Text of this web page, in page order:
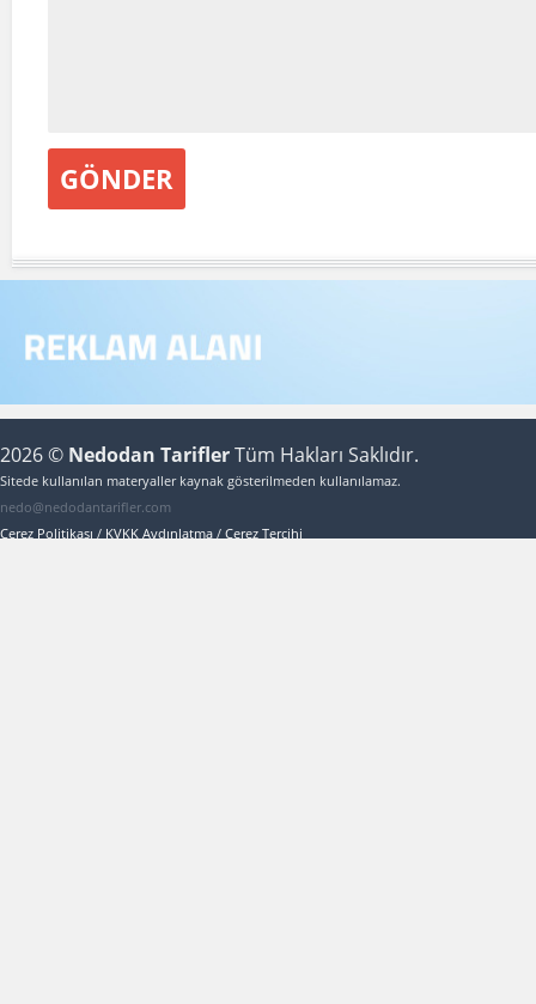
GÖNDER
2026 © Nedodan TariflerTüm Hakları Saklıdır.
Sitede kullanılan materyaller kaynak gösterilmeden kullanılamaz.
nedo@nedodantarifler.com
Çerez Politikası / KVKK Aydınlatma / Çerez Tercihi